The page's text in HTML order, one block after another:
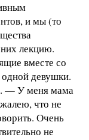
и мы (то
лекцию.
вместе со
одной девушки.
— У меня мама
что не
Очень
не